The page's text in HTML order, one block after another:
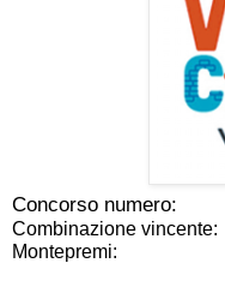
Concorso numero:
Combinazione vincente:
Montepremi: